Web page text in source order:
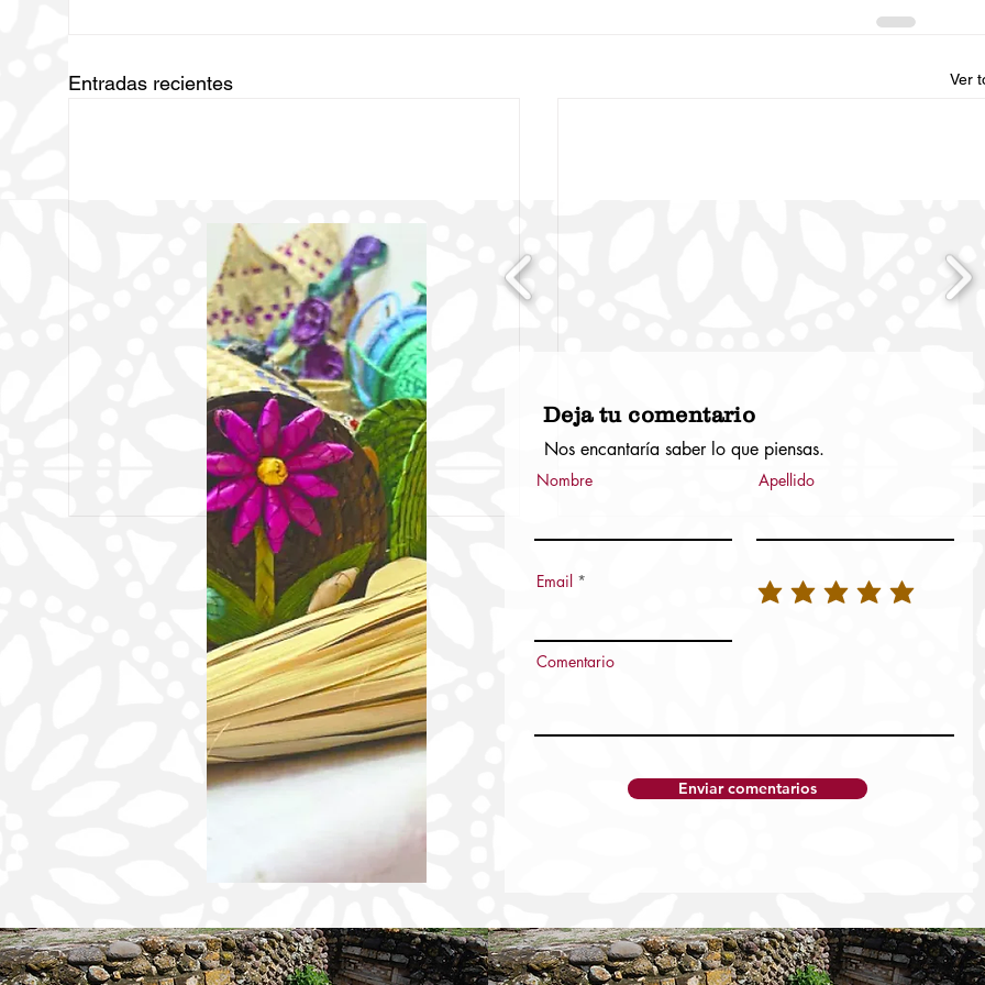
Entradas recientes Ver
CELEBRAN LA POESÍA Y LA RIQUEZA
Convoca Sedeco a participar en el 15°
Deja tu comentario
Nos encantaría saber lo que piensas.
Nombre Apellido
Email
Comentario
Enviar comentarios